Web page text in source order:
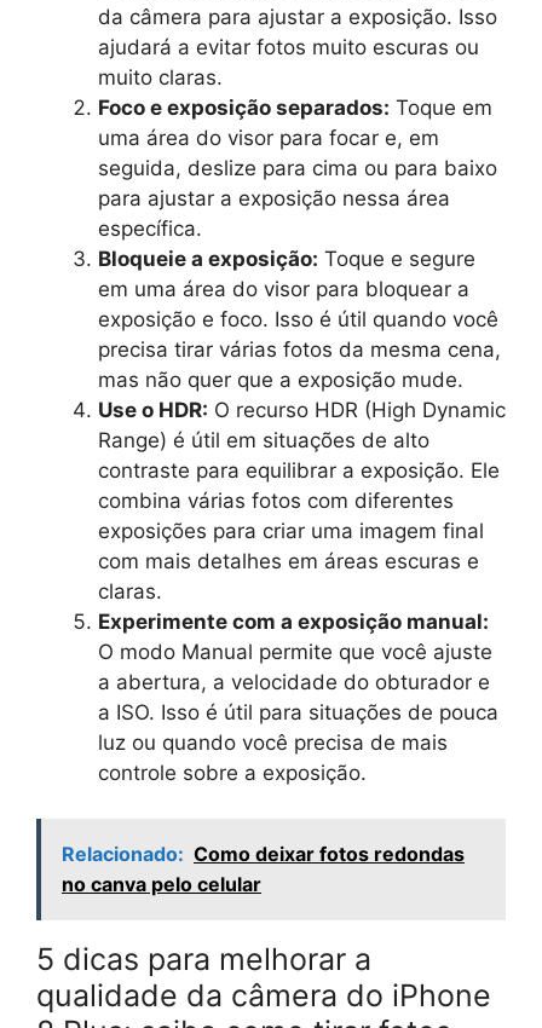
da câmera para ajustar a exposição. Isso
ajudará a evitar fotos muito escuras ou
muito claras.
Foco e exposição separados: Toque em
uma área do visor para focar e, em
seguida, deslize para cima ou para baixo
para ajustar a exposição nessa área
específica.
Bloqueie a exposição: Toque e segure
em uma área do visor para bloquear a
exposição e foco. Isso é útil quando você
precisa tirar várias fotos da mesma cena,
mas não quer que a exposição mude.
Use o HDR: O recurso HDR (High Dynamic
Range) é útil em situações de alto
contraste para equilibrar a exposição. Ele
combina várias fotos com diferentes
exposições para criar uma imagem final
com mais detalhes em áreas escuras e
claras.
Experimente com a exposição manual:
O modo Manual permite que você ajuste
a abertura, a velocidade do obturador e
a ISO. Isso é útil para situações de pouca
luz ou quando você precisa de mais
controle sobre a exposição.
Relacionado: Como deixar fotos redondas
no canva pelo celular
5 dicas para melhorar a
qualidade da câmera do iPhone